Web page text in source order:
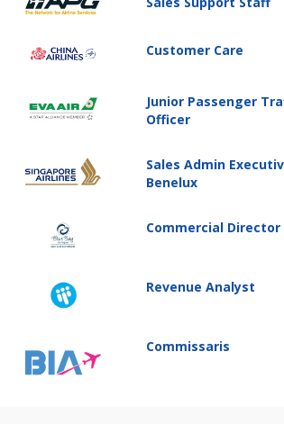
Customer Care
Junior Passenger
Officer
Sales Admin
Benelux
Commercial Director
Revenue Analyst
Commissaris